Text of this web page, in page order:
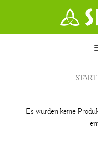
START
Es wurden keine